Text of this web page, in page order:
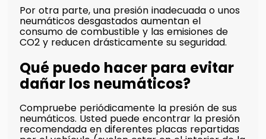
Por otra parte, una presión inadecuada o unos
neumáticos desgastados aumentan el
consumo de combustible y las emisiones de
CO2 y reducen drásticamente su seguridad.
Qué puedo hacer para evitar
dañar los neumáticos?
Compruebe periódicamente la presión de sus
neumáticos. Usted puede encontrar la presión
recomendada en diferentes placas repartidas